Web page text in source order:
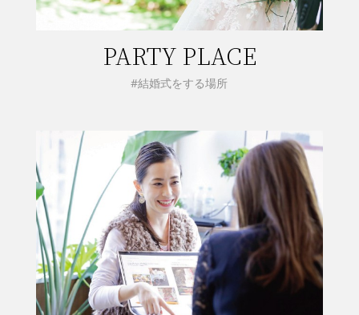
PARTY PLACE
#結婚式をする場所